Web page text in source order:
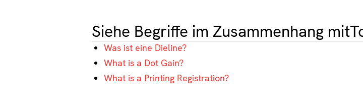
Siehe Begriffe im Zusammenhang mit
Was ist eine Dieline?
What is a Dot Gain?
What is a Printing Registration?